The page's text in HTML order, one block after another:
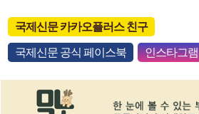
국제신문 카카오플러스 친구
국제신문 공식 페이스북 인스타그램